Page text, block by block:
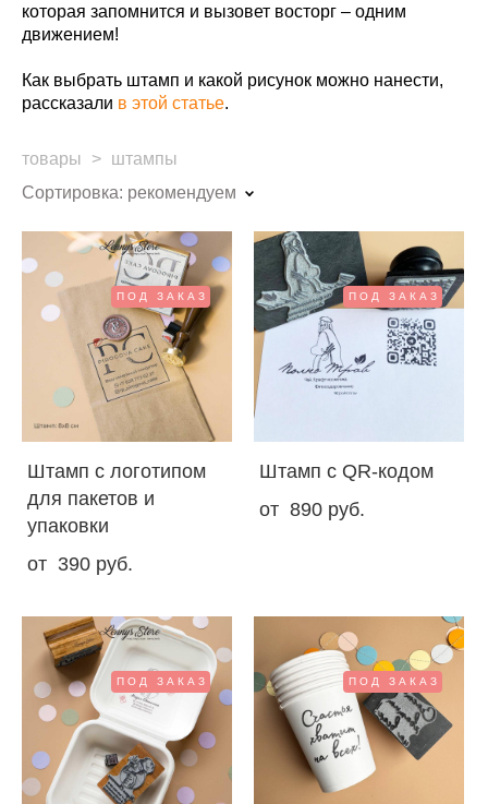
которая запомнится и вызовет восторг – одним
движением!
Как выбрать штамп и какой рисунок можно нанести,
рассказали в этой статье.
товары > штампы
Сортировка: рекомендуем
ПОД ЗАКАЗ
Штамп с логотипом
для пакетов и
упаковки
от 390 pуб.
ПОД ЗАКАЗ
Штамп с QR-кодом
от 890 pуб.
ПОД ЗАКАЗ ПОД ЗАКАЗ